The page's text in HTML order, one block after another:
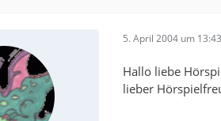
5. April 2004 um 13:43
Hallo liebe
lieber